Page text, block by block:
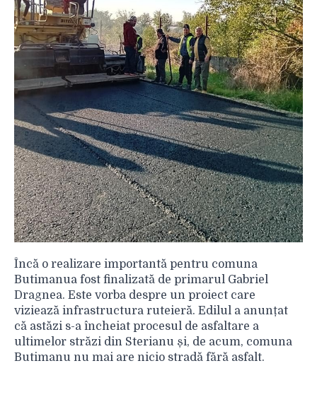
Încă o realizare importantă pentru comuna
Butimanua fost finalizată de primarul Gabriel
Dragnea. Este vorba despre un proiect care
viziează infrastructura ruteieră. Edilul a anunțat
că astăzi s-a încheiat procesul de asfaltare a
ultimelor străzi din Sterianu și, de acum, comuna
Butimanu nu mai are nicio stradă fără asfalt.